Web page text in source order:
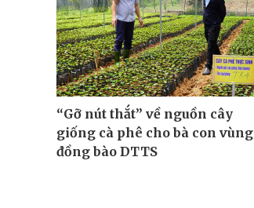
“Gỡ nút thắt” về nguồn cây
giống cà phê cho bà con vùng
đồng bào DTTS